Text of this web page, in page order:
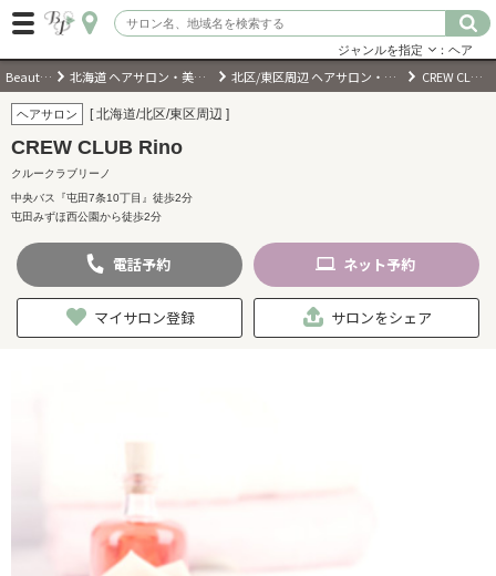
会員登録
ジャンルを選択
キーワードで検索
近くのサロンを探す
ジャンルを指定 ：ヘア
BeautyPark 北海道 ヘアサロン・美容室・美容院 北区/東区周辺 ヘアサロン・美容室・美容院 CREW CLUB Rino
ヘアサロン [ 北海道/北区/東区周辺 ]
CREW CLUB Rino
クルークラブリーノ
中央バス『屯田7条10丁目』徒歩2分
屯田みずほ西公園から徒歩2分
電話予約 ネット予約
マイサロン登録 サロンをシェア